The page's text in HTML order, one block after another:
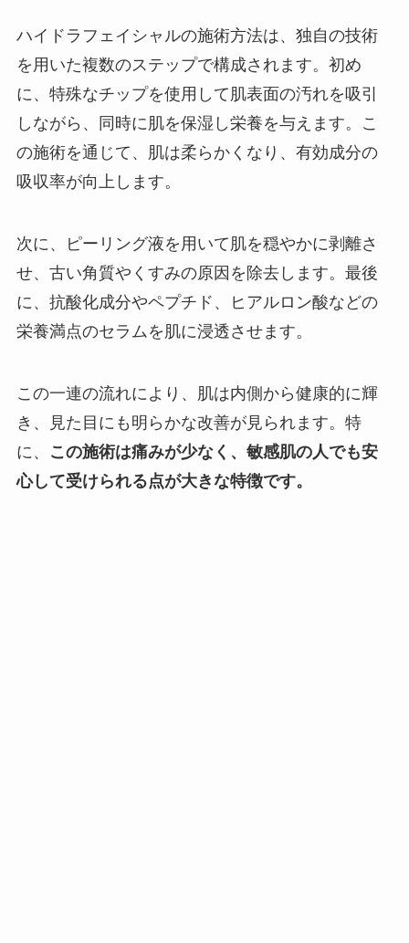
ハイドラフェイシャルの施術方法は、独自の技術
を用いた複数のステップで構成されます。初め
に、特殊なチップを使用して肌表面の汚れを吸引
しながら、同時に肌を保湿し栄養を与えます。こ
の施術を通じて、肌は柔らかくなり、有効成分の
吸収率が向上します。
次に、ピーリング液を用いて肌を穏やかに剥離さ
せ、古い角質やくすみの原因を除去します。最後
に、抗酸化成分やペプチド、ヒアルロン酸などの
栄養満点のセラムを肌に浸透させます。
この一連の流れにより、肌は内側から健康的に輝
き、見た目にも明らかな改善が見られます。特
に、
この施術は痛みが少なく、敏感肌の人でも安
心して受けられる点が大きな特徴です。